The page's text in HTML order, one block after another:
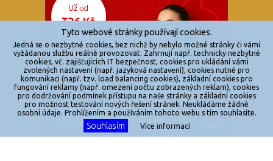
© 2026
zkouknoutfilm.cz
Všechna práva vyhrazena.
Powered by
Reklama
Sítě
Redakce
Jakékoliv užití obsahu je bez souhlasu provozovatele zakázáno.
Tyto webové stránky používají cookies.
Jedná se o nezbytné cookies, bez nichž by nebylo možné stránky či vámi
vyžádanou službu reálně provozovat. Zahrnují např. technicky nezbytné
cookies, vč. zajišťujících IT bezpečnost, cookies pro ukládání vámi
zvolených nastavení (např. jazyková nastavení), cookies nutné pro
komunikaci (např. tzv. load balancing cookies), základní cookies pro
fungování reklamy (např. omezení počtu zobrazených reklam), cookies
pro dodržování podmínek přístupu na naše stránky a základní cookies
pro možnost testování nových řešení stránek. Neukládáme žádné
osobní údaje. Prohlížením a používáním tohoto webu s tím souhlasíte.
Souhlasím Více informací